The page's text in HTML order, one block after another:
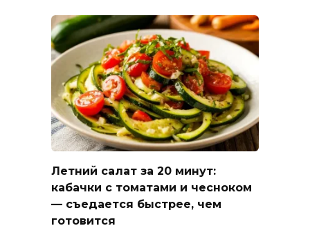
Летний салат за 20 минут:
кабачки с томатами и чесноком
— съедается быстрее, чем
готовится